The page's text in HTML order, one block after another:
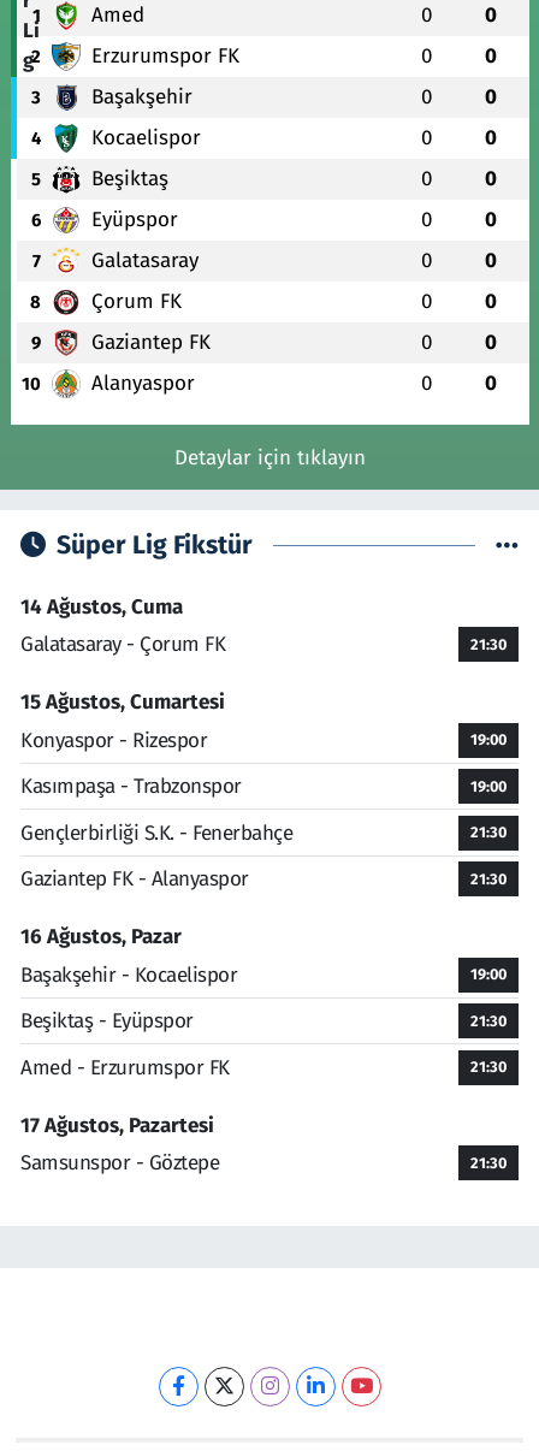
1 Amed 0 0
2 Erzurumspor FK 0 0
3 Başakşehir 0 0
4 Kocaelispor 0 0
5 Beşiktaş 0 0
6 Eyüpspor 0 0
7 Galatasaray 0 0
8 Çorum FK 0 0
9 Gaziantep FK 0 0
10 Alanyaspor 0 0
Detaylar için tıklayın
Süper Lig Fikstür
14 Ağustos, Cuma
Galatasaray - Çorum FK
21:30
15 Ağustos, Cumartesi
Konyaspor - Rizespor
19:00
Kasımpaşa - Trabzonspor 19:00
Gençlerbirliği S.K. - Fenerbahçe 21:30
Gaziantep FK - Alanyaspor 21:30
16 Ağustos, Pazar
Başakşehir - Kocaelispor
19:00
Beşiktaş - Eyüpspor 21:30
Amed - Erzurumspor FK 21:30
17 Ağustos, Pazartesi
Samsunspor - Göztepe
21:30